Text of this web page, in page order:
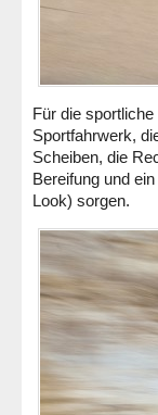
Für die
Sportfahrwerk,
Scheiben, die
Bereifung und
Look) sorgen.